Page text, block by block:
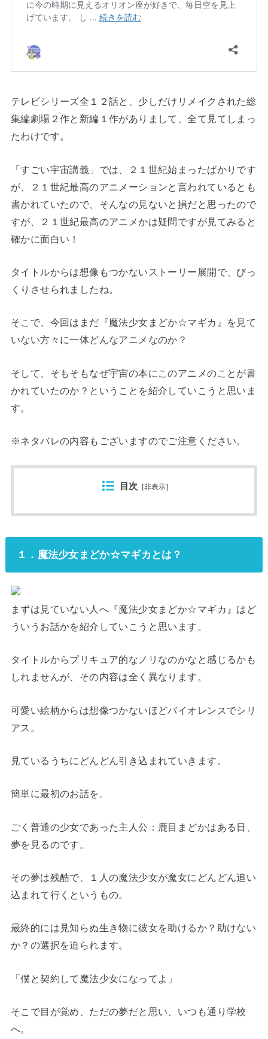
テレビシリーズ全１２話と、少しだけリメイクされた総
集編劇場２作と新編１作がありまして、全て見てしまっ
たわけです。
「すごい宇宙講義」では、２１世紀始まったばかりです
が、２１世紀最高のアニメーションと言われているとも
書かれていたので、そんなの見ないと損だと思ったので
すが、２１世紀最高のアニメかは疑問ですが見てみると
確かに面白い！
タイトルからは想像もつかないストーリー展開で、びっ
くりさせられましたね。
そこで、今回はまだ『魔法少女まどか☆マギカ』を見て
いない方々に一体どんなアニメなのか？
そして、そもそもなぜ宇宙の本にこのアニメのことが書
かれていたのか？ということを紹介していこうと思いま
す。
※ネタバレの内容もございますのでご注意ください。
目次 [非表示]
１．魔法少女まどか☆マギカとは？
まずは見ていない人へ『魔法少女まどか☆マギカ』はど
ういうお話かを紹介していこうと思います。
タイトルからプリキュア的なノリなのかなと感じるかも
しれませんが、その内容は全く異なります。
可愛い絵柄からは想像つかないほどバイオレンスでシリ
アス。
見ているうちにどんどん引き込まれていきます。
簡単に最初のお話を。
ごく普通の少女であった主人公：鹿目まどかはある日、
夢を見るのです。
その夢は残酷で、１人の魔法少女が魔女にどんどん追い
込まれて行くというもの。
最終的には見知らぬ生き物に彼女を助けるか？助けない
か？の選択を迫られます。
「僕と契約して魔法少女になってよ」
そこで目が覚め、ただの夢だと思い、いつも通り学校
へ。